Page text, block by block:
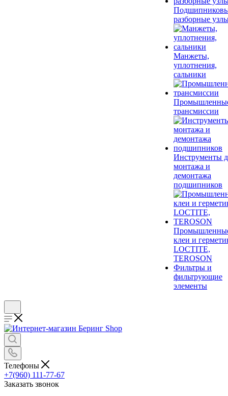
разборные
Манжеты,
уплотнения,
сальники
трансмиссии
Инструменты
монтажа и
демонтажа
подшипников
клеи и
LOCTITE,
TEROSON
Фильтры и
фильтрующие
элементы
Телефоны
+7(960) 111-77-67
Заказать звонок